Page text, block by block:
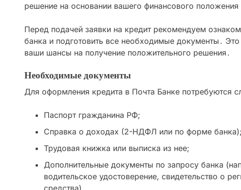
решение на основании вашего финансового положения
Перед подачей заявки на кредит рекомендуем
банка и подготовить все необходимые документы․ Это
ваши шансы на получение положительного решения․
Необходимые документы
Для оформления кредита в Почта Банке потребуются
Паспорт гражданина РФ;
Справка о доходах (2-НДФЛ или по форме банка);
Трудовая книжка или выписка из нее;
Дополнительные документы по запросу банка
водительское удостоверение, свидетельство о